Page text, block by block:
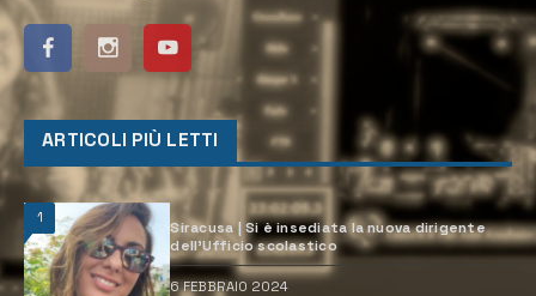
ARTICOLI PIÙ LETTI
1
Siracusa | Si è insediata la nuova dirigente
dell’Ufficio scolastico
6 FEBBRAIO 2024